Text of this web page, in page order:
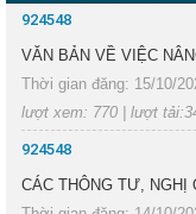
924548
VĂN BẢN VỀ VIỆC
Thời gian đăng: 15/10/
lượt xem: 770 | lượt
924548
CÁC THÔNG TƯ, NGHỊ